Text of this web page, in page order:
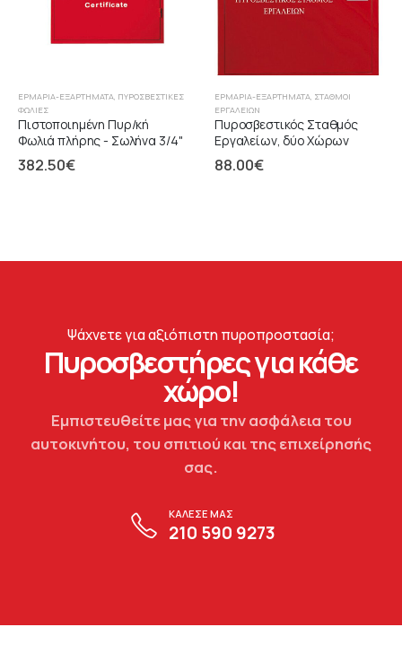
ΕΡΜΆΡΙΑ-ΕΞΑΡΤΉΜΑΤΑ ΠΥΡΟΣΒΕΣΤΙΚΈΣ
ΦΩΛΙΈΣ
Πιστοποιημένη Πυρ/κή
Φωλιά πλήρης - Σωλήνα 3/4"
382.50€
ΕΡΜΆΡΙΑ-ΕΞΑΡΤΉΜΑΤΑ ΣΤΑΘΜΟΊ
ΕΡΓΑΛΕΙΏΝ
Πυροσβεστικός Σταθμός
Εργαλείων, δύο Χώρων
88.00€
Ψάχνετε για αξιόπιστη πυροπροστασία;
Πυροσβεστήρες για κάθε
χώρο!
Εμπιστευθείτε μας για την ασφάλεια του
αυτοκινήτου, του σπιτιού και της επιχείρησής
σας.
ΚΑΛΕΣΕ ΜΑΣ
210 590 9273